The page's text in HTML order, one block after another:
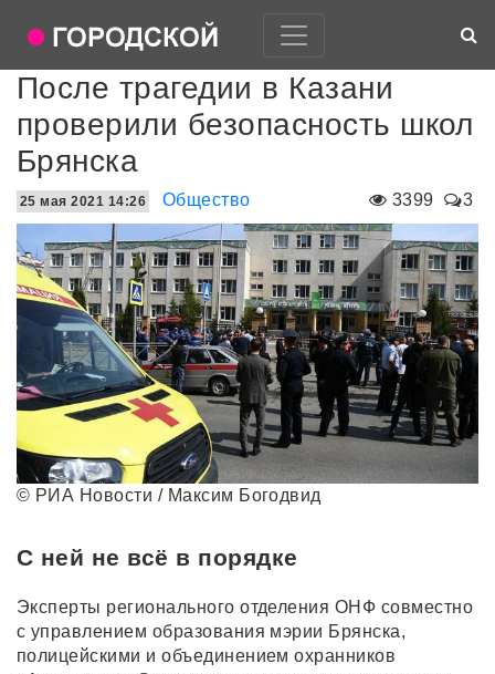
После трагедии в Казани
проверили безопасность школ
Брянска
3399 3
25 мая 2021 14:26 Общество
© РИА Новости / Максим Богодвид
С ней не всё в порядке
Эксперты регионального отделения ОНФ совместно
с управлением образования мэрии Брянска,
полицейскими и объединением охранников